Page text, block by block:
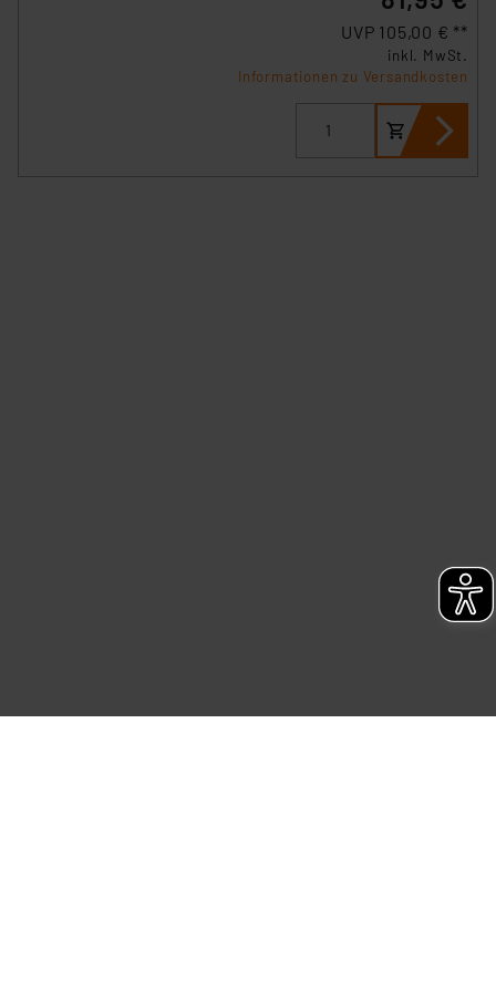
Datenschutz nach EU-Standards eingestuft wird. So
besteht etwa das Risiko, dass US-Behörden
Überwachungsprogrammen verarbeiten, ohne dass
hiergegen Klagemöglichkeiten für Europäer bestehen.
Unsere Kooperation mit diesen Dienstleistern stützt
UVP 105,00 € **
inkl. MwSt.
Informationen zu Versandkosten